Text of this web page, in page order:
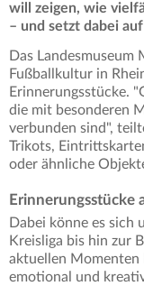
will zeigen, wie
– und setzt dabei
Das
Fußballkultur in
Erinnerungsstücke.
die mit besonderen
verbunden sind",
Trikots,
oder ähnliche
Erinnerungsstücke
Dabei könne es sich
Kreisliga bis hin zur
aktuellen Momenten
emotional und